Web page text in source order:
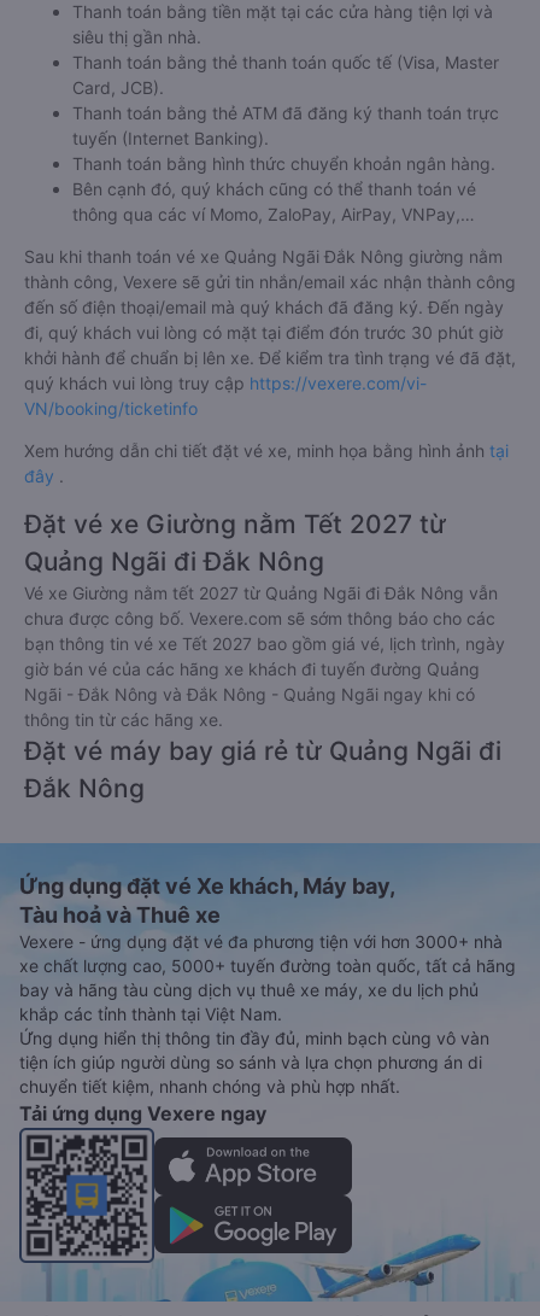
Thanh toán bằng tiền mặt tại các cửa hàng tiện lợi và
siêu thị gần nhà.
Thanh toán bằng thẻ thanh toán quốc tế (Visa, Master
Card, JCB).
Thanh toán bằng thẻ ATM đã đăng ký thanh toán trực
tuyến (Internet Banking).
Thanh toán bằng hình thức chuyển khoản ngân hàng.
Bên cạnh đó, quý khách cũng có thể thanh toán vé
thông qua các ví Momo, ZaloPay, AirPay, VNPay,…
Sau khi thanh toán vé xe Quảng Ngãi Đắk Nông giường nằm
thành công, Vexere sẽ gửi tin nhắn/email xác nhận thành công
đến số điện thoại/email mà quý khách đã đăng ký. Đến ngày
đi, quý khách vui lòng có mặt tại điểm đón trước 30 phút giờ
khởi hành để chuẩn bị lên xe. Để kiểm tra tình trạng vé đã đặt,
quý khách vui lòng truy cập https://vexere.com/vi-
VN/booking/ticketinfo
Xem hướng dẫn chi tiết đặt vé xe, minh họa bằng hình ảnh tại
đây .
Đặt vé xe Giường nằm Tết 2027 từ
Quảng Ngãi đi Đắk Nông
Vé xe Giường nằm tết 2027 từ Quảng Ngãi đi Đắk Nông vẫn
chưa được công bố. Vexere.com sẽ sớm thông báo cho các
bạn thông tin vé xe Tết 2027 bao gồm giá vé, lịch trình, ngày
giờ bán vé của các hãng xe khách đi tuyến đường Quảng
Ngãi - Đắk Nông và Đắk Nông - Quảng Ngãi ngay khi có
thông tin từ các hãng xe.
Đặt vé máy bay giá rẻ từ Quảng Ngãi đi
Đắk Nông
Ứng dụng đặt vé Xe khách, Máy bay,
Tàu hoả và Thuê xe
Vexere - ứng dụng đặt vé đa phương tiện với hơn 3000+ nhà
xe chất lượng cao, 5000+ tuyến đường toàn quốc, tất cả hãng
bay và hãng tàu cùng dịch vụ thuê xe máy, xe du lịch phủ
khắp các tỉnh thành tại Việt Nam.
Ứng dụng hiển thị thông tin đầy đủ, minh bạch cùng vô vàn
tiện ích giúp người dùng so sánh và lựa chọn phương án di
chuyển tiết kiệm, nhanh chóng và phù hợp nhất.
Tải ứng dụng Vexere ngay